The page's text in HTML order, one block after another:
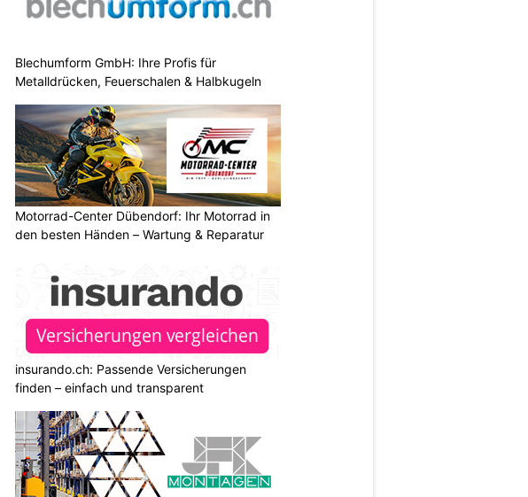
Blechumform GmbH: Ihre Profis für
Metalldrücken, Feuerschalen & Halbkugeln
Motorrad-Center Dübendorf: Ihr Motorrad in
den besten Händen – Wartung & Reparatur
insurando.ch: Passende Versicherungen
finden – einfach und transparent